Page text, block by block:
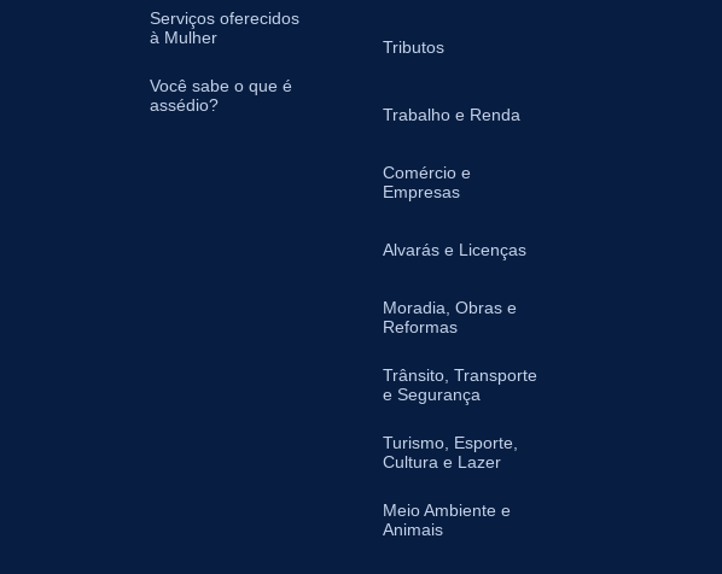
Serviços oferecidos
à Mulher
Você sabe o que é
assédio?
Tributos
Trabalho e Renda
Comércio e
Empresas
Alvarás e Licenças
Moradia, Obras e
Reformas
Trânsito, Transporte
e Segurança
Turismo, Esporte,
Cultura e Lazer
Meio Ambiente e
Animais